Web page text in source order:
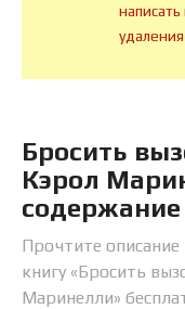
Бросить
Кэрол
содержание
Прочтите
книгу «Бросить
Маринелли»